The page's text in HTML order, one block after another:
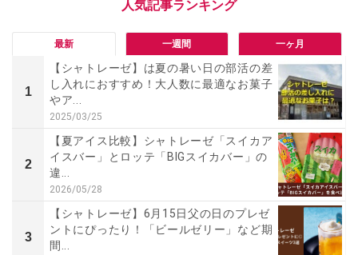
最新 一週間 一ヶ月
1
【シャトレーゼ】は夏の暑い日の部活の差
し入れにおすすめ！大人数に最適なお菓子
やア...
2025/03/25
2
【夏アイス比較】シャトレーゼ「スイカア
イスバー」とロッテ「BIGスイカバー」の
違...
2026/05/28
3
【シャトレーゼ】6月15日父の日のプレゼ
ントにぴったり！「ビールゼリー」など期
間...